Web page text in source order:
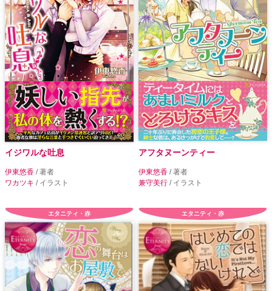
イジワルな吐息
伊東悠香 / 著者
ワカツキ / イラスト
アフタヌーンティー
伊東悠香 / 著者
兼守美行 / イラスト
エタニティ・赤 エタニティ・赤